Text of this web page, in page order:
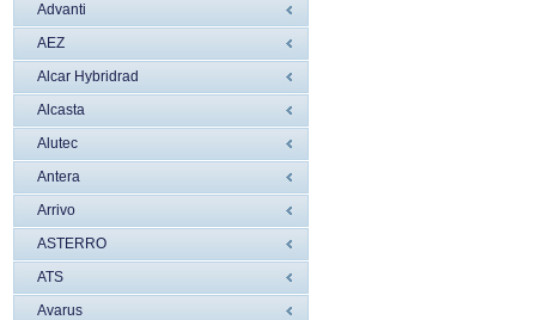
Advanti
AEZ
Alcar Hybridrad
Alcasta
Alutec
Antera
Arrivo
ASTERRO
ATS
Avarus